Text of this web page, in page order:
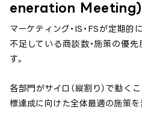
eneration Meeting)
マーケティング・IS・FSが定期的
不足している商談数・施策の優
す。
各部門がサイロ（縦割り）で動く
標達成に向けた全体最適の施策